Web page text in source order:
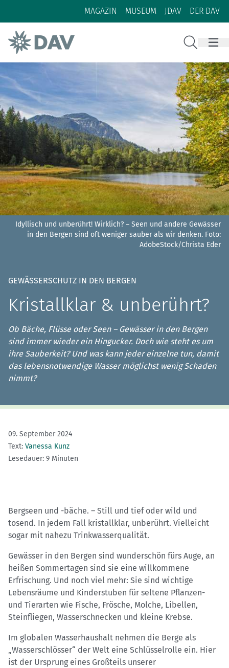
Zum Inhalt
Zur Footer-Navigation
MAGAZIN MUSEUM JDAV DER DAV
Idyllisch und unberührt! Wirklich? – Seen und andere Gewässer
in den Bergen sind oft weniger sauber als wir denken. Foto:
AdobeStock/Christa Eder
GEWÄSSERSCHUTZ IN DEN BERGEN
Kristallklar & unberührt?
Ob Bäche, Flüsse oder Seen – Gewässer in den Bergen
sind immer wieder ein Hingucker. Doch wie steht es um
ihre Sauberkeit? Und was kann jeder einzelne tun, damit
das lebensnotwendige Wasser möglichst wenig Schaden
nimmt?
09. September 2024
Text: Vanessa Kunz
Lesedauer: 9 Minuten
Bergseen und -bäche. – Still und tief oder wild und
tosend. In jedem Fall kristallklar, unberührt. Vielleicht
sogar mit nahezu Trinkwasserqualität.
Gewässer in den Bergen sind wunderschön fürs Auge, an
heißen Sommertagen sind sie eine willkommene
Erfrischung. Und noch viel mehr: Sie sind wichtige
Lebensräume und Kinderstuben für seltene Pflanzen-
und Tierarten wie Fische, Frösche, Molche, Libellen,
Steinfliegen, Wasserschnecken und kleine Krebse.
Im globalen Wasserhaushalt nehmen die Berge als
„Wasserschlösser“ der Welt eine Schlüsselrolle ein. Hier
ist der Ursprung eines Großteils unserer